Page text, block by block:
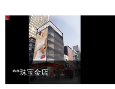
**珠宝金店